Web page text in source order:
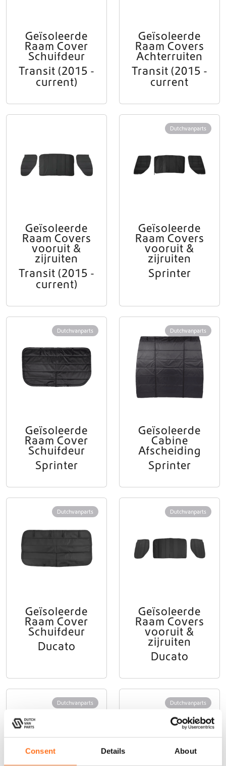
Consent Details About
Geïsoleerde
Raam Cover
Schuifdeur
Transit (2015 -
current)
Geïsoleerde
Raam Covers
Achterruiten
Transit (2015 -
current
Geïsoleerde
Raam Covers
vooruit &
zijruiten
Transit (2015 -
current)
Dutchvanparts
Geïsoleerde
Raam Covers
vooruit &
zijruiten
Sprinter
Dutchvanparts
Geïsoleerde
Raam Cover
Schuifdeur
Sprinter
Dutchvanparts
Geïsoleerde
Cabine
Afscheiding
Sprinter
Dutchvanparts
Geïsoleerde
Raam Cover
Schuifdeur
Ducato
Dutchvanparts
Geïsoleerde
Raam Covers
vooruit &
zijruiten
Ducato
Dutchvanparts Dutchvanparts